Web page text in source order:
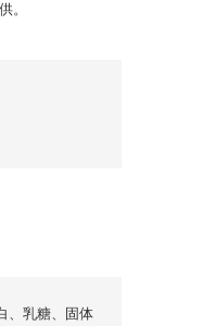
。
、乳糖、固体